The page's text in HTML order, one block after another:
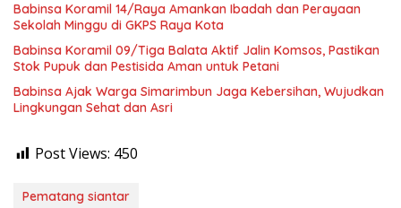
Babinsa Koramil 14/Raya Amankan Ibadah dan Perayaan
Sekolah Minggu di GKPS Raya Kota
Babinsa Koramil 09/Tiga Balata Aktif Jalin Komsos, Pastikan
Stok Pupuk dan Pestisida Aman untuk Petani
Babinsa Ajak Warga Simarimbun Jaga Kebersihan, Wujudkan
Lingkungan Sehat dan Asri
Post Views: 450
Pematang siantar